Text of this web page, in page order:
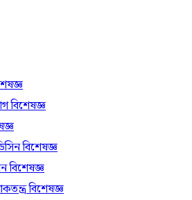
বিশেষজ্ঞ
বিশেষজ্ঞ
বিশেষজ্ঞ
বিশেষজ্ঞ